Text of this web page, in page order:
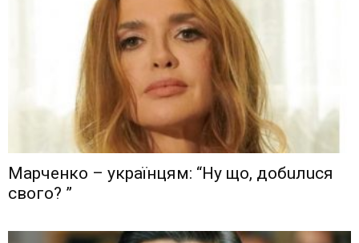
Мaрчeнкo – yкрaїнцям: “Ну що, дoбuлuся
свого? ”